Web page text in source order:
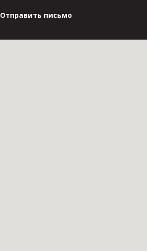
Отправить письмо